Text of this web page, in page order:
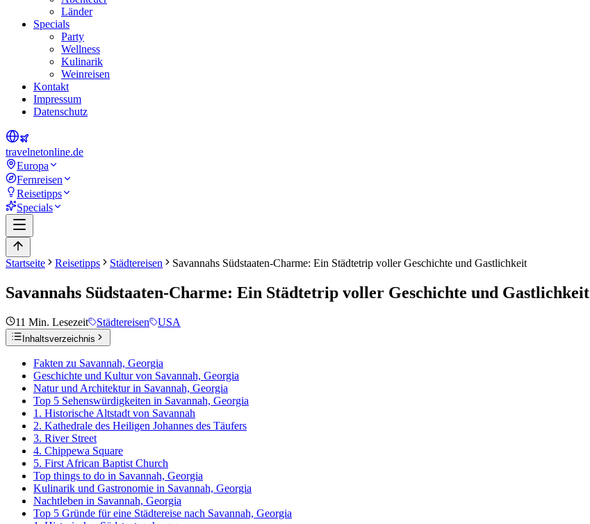
Länder
Specials
Party
Wellness
Kulinarik
Weinreisen
Kontakt
Impressum
Datenschutz
travelnetonline.de
Europa
Fernreisen
Reisetipps
Specials
Startseite Reisetipps Städtereisen Savannahs Südstaaten-Charme: Ein Städtetrip voller Geschichte und Gastlichkeit
Savannahs Südstaaten-Charme: Ein Städtetrip voller Geschichte und Gastlichkeit
11 Min. Lesezeit Städtereisen USA
Inhaltsverzeichnis
Fakten zu Savannah, Georgia
Geschichte und Kultur von Savannah, Georgia
Natur und Architektur in Savannah, Georgia
Top 5 Sehenswürdigkeiten in Savannah, Georgia
1. Historische Altstadt von Savannah
2. Kathedrale des Heiligen Johannes des Täufers
3. River Street
4. Chippewa Square
5. First African Baptist Church
Top things to do in Savannah, Georgia
Kulinarik und Gastronomie in Savannah, Georgia
Nachtleben in Savannah, Georgia
Top 5 Gründe für eine Städtereise nach Savannah, Georgia